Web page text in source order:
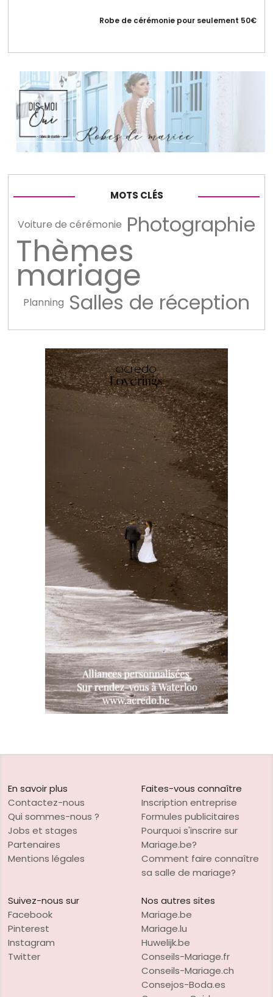
Robe de cérémonie pour seulement 50€
MOTS CLÉS
Voiture de cérémonie Photographie
Thèmes
mariage
Planning Salles de réception
En savoir plus
Contactez-nous
Qui sommes-nous ?
Jobs et stages
Partenaires
Mentions légales
Faites-vous connaître
Inscription entreprise
Formules publicitaires
Pourquoi s'inscrire sur
Mariage.be?
Comment faire connaître
sa salle de mariage?
Suivez-nous sur
Facebook
Pinterest
Instagram
Twitter
Nos autres sites
Mariage.be
Mariage.lu
Huwelijk.be
Conseils-Mariage.fr
Conseils-Mariage.ch
Consejos-Boda.es